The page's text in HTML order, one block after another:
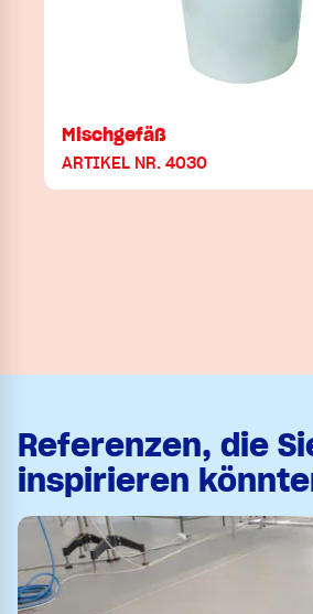
Mischgefäß
ARTIKEL NR. 4030
Referenzen, die
inspirieren